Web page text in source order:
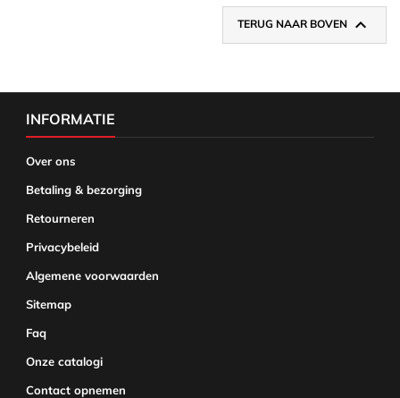
TERUG NAAR BOVEN 
INFORMATIE
Over ons
Betaling & bezorging
Retourneren
Privacybeleid
Algemene voorwaarden
Sitemap
Faq
Onze catalogi
Contact opnemen